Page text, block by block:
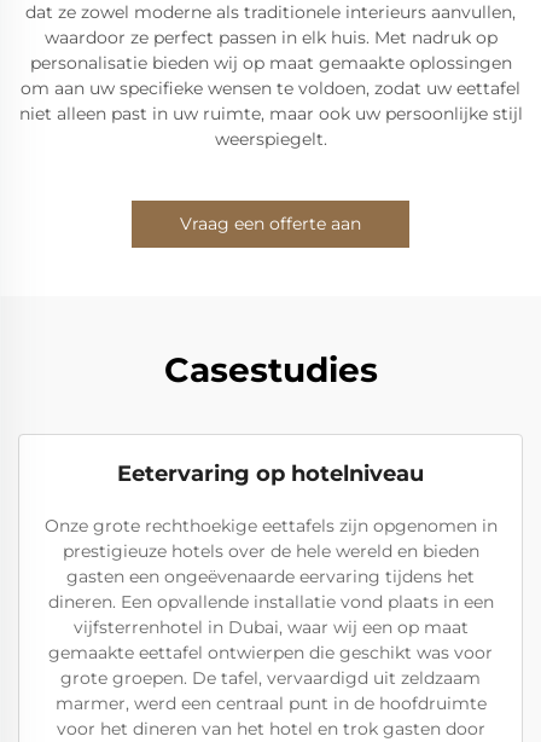
dat ze zowel moderne als traditionele interieurs aanvullen,
waardoor ze perfect passen in elk huis. Met nadruk op
personalisatie bieden wij op maat gemaakte oplossingen
om aan uw specifieke wensen te voldoen, zodat uw eettafel
niet alleen past in uw ruimte, maar ook uw persoonlijke stijl
weerspiegelt.
Vraag een offerte aan
Casestudies
Eetervaring op hotelniveau
Onze grote rechthoekige eettafels zijn opgenomen in
prestigieuze hotels over de hele wereld en bieden
gasten een ongeëvenaarde eervaring tijdens het
dineren. Een opvallende installatie vond plaats in een
vijfsterrenhotel in Dubai, waar wij een op maat
gemaakte eettafel ontwierpen die geschikt was voor
grote groepen. De tafel, vervaardigd uit zeldzaam
marmer, werd een centraal punt in de hoofdruimte
voor het dineren van het hotel en trok gasten door